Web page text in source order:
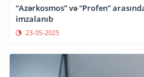
“Azərkosmos” və “Profen”
imzalanıb
23-05-2025